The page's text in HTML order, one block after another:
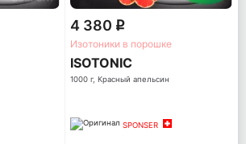
4 380 q
Изотоники в порошке
ISOTONIC
1000 г, Красный апельсин
SPONSER